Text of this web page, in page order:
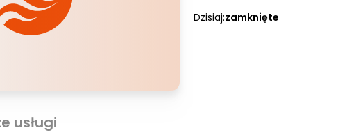
Dzisiaj:zamknięte
usługi